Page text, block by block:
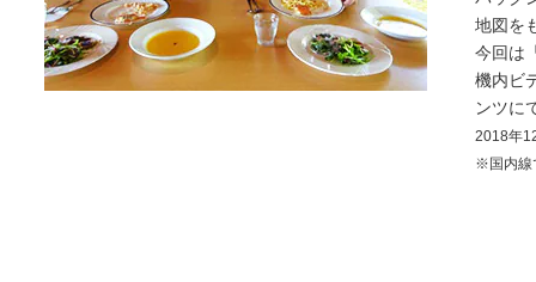
地図を
今回は
機内ビ
ンツに
2018年
※国内線